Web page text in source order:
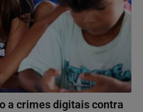
a crimes digitais contra